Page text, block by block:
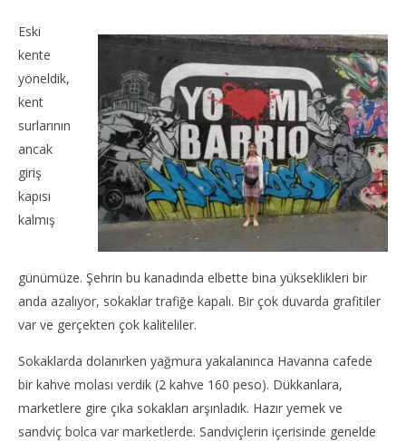
Eski
kente
yöneldik,
kent
surlarının
ancak
giriş
kapısı
kalmış
günümüze. Şehrin bu kanadında elbette bina yükseklikleri bir
anda azalıyor, sokaklar trafiğe kapalı. Bir çok duvarda grafitiler
var ve gerçekten çok kaliteliler.
Sokaklarda dolanırken yağmura yakalanınca Havanna cafede
bir kahve molası verdik (2 kahve 160 peso). Dükkanlara,
marketlere gire çıka sokakları arşınladık. Hazır yemek ve
sandviç bolca var marketlerde. Sandviçlerin içerisinde genelde